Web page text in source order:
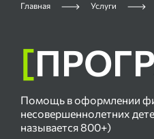
Главная Услуги
[
Помощь в оформлении
несовершеннолетних
называется 800+)